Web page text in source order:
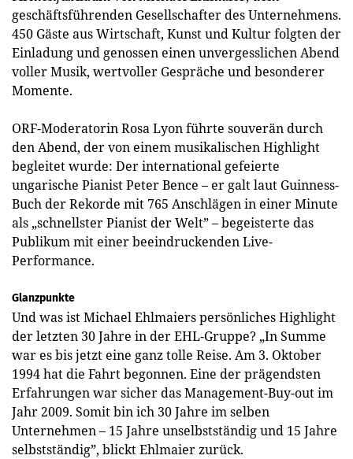
geschäftsführenden Gesellschafter des Unternehmens.
450 Gäste aus Wirtschaft, Kunst und Kultur folgten der
Einladung und genossen einen unvergesslichen Abend
voller Musik, wertvoller Gespräche und besonderer
Momente.
ORF-Moderatorin Rosa Lyon führte souverän durch
den Abend, der von einem musikalischen Highlight
begleitet wurde: Der international gefeierte
ungarische Pianist Peter Bence – er galt laut Guinness-
Buch der Rekorde mit 765 Anschlägen in einer Minute
als „schnellster Pianist der Welt” – begeisterte das
Publikum mit einer beeindruckenden Live-
Performance.
Glanzpunkte
Und was ist Michael Ehlmaiers persönliches Highlight
der letzten 30 Jahre in der EHL-Gruppe? „In Summe
war es bis jetzt eine ganz tolle Reise. Am 3. Oktober
1994 hat die Fahrt begonnen. Eine der prägendsten
Erfahrungen war sicher das Management-Buy-out im
Jahr 2009. Somit bin ich 30 Jahre im selben
Unternehmen – 15 Jahre unselbstständig und 15 Jahre
selbstständig”, blickt Ehlmaier zurück.